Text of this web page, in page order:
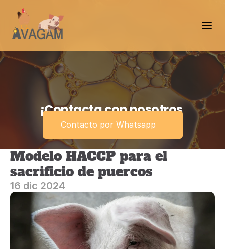
¡Contacta con nosotros
ahora!
Contacto por Whatsapp
Modelo HACCP para el
sacrificio de puercos
16 dic 2024